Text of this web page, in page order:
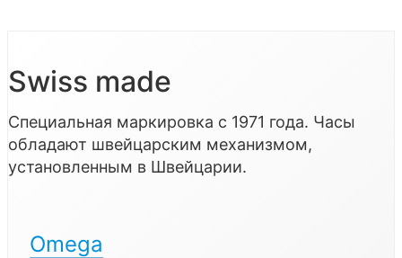
Swiss made
Специальная маркировка с 1971 года. Часы
обладают швейцарским механизмом,
установленным в Швейцарии.
Omega